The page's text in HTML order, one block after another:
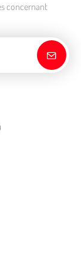
concernant